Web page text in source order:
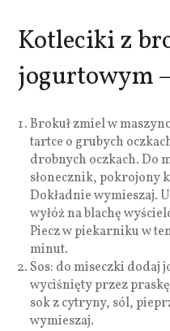
Kotleciki z
jogurtowym
Brokuł zmiel w
tartce o grubych
drobnych oczkach. Do
słonecznik, pokrojony
Dokładnie wymieszaj.
wyłóż na blachę
Piecz w piekarniku w
minut.
Sos: do miseczki dodaj
wyciśnięty przez
sok z cytryny, sól,
wymieszaj.